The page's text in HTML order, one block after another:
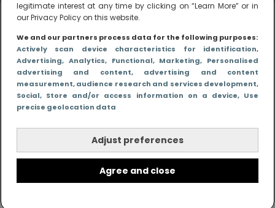
legitimate interest at any time by clicking on “Learn More” or in
our Privacy Policy on this website.
We and our partners process data for the following purposes:
Actively scan device characteristics for identification,
Advertising, Analytics, Functional, Marketing, Personalised
advertising and content, advertising and content
measurement, audience research and services development,
Social, Store and/or access information on a device, Use
precise geolocation data
Adjust preferences
Agree and close